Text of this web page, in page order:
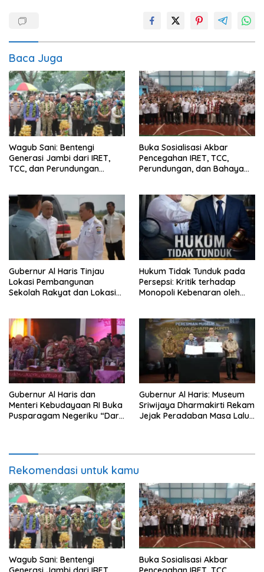
Baca Juga
Wagub Sani: Bentengi
Generasi Jambi dari IRET,
TCC, dan Perundungan
Buka Sosialisasi Akbar
Pencegahan IRET, TCC,
Perundungan, dan Bahaya
bisa jaga diri, 60% masa
depan sudah ada di tangan”
Gubernur Al Haris Tinjau
Lokasi Pembangunan
Sekolah Rakyat dan Lokasi
Hukum Tidak Tunduk pada
Persepsi: Kritik terhadap
Monopoli Kebenaran oleh
Gubernur Al Haris dan
Menteri Kebudayaan RI Buka
Pusparagam Negeriku “Dari
Gubernur Al Haris: Museum
Sriwijaya Dharmakirti Rekam
Jejak Peradaban Masa Lalu
Rekomendasi untuk kamu
Wagub Sani: Bentengi
Buka Sosialisasi Akbar